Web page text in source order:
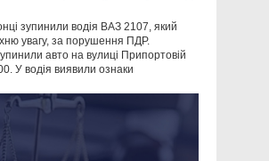
зупинили водія ВАЗ 2107, який
увагу, за порушення ПДР.
авто на вулиці Припортовій
У водія виявили ознаки